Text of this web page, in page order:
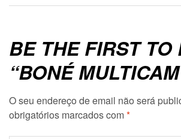
BE THE FIRST TO
“BONÉ
O seu endereço de email não será
obrigatórios marcados com*